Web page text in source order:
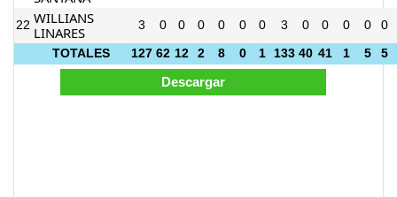
22 WILLIANS
LINARES
3 0 0 0 0 0 0 3 0 0 0 0 0
TOTALES 127 62 12 2 8 0 1 133 40 41 1 5 5